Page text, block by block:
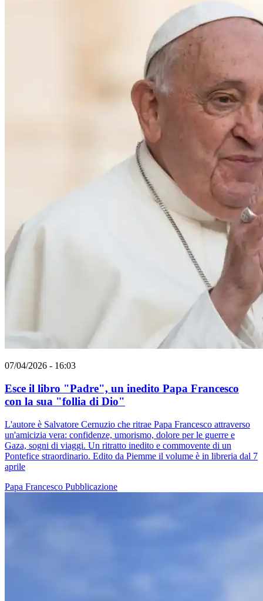
07/04/2026 - 16:03
Esce il libro "Padre", un inedito Papa Francesco
con la sua "follia di Dio"
L'autore è Salvatore Cernuzio che ritrae Papa Francesco attraverso
un'amicizia vera: confidenze, umorismo, dolore per le guerre e
Gaza, sogni di viaggi. Un ritratto inedito e commovente di un
Pontefice straordinario. Edito da Piemme il volume è in libreria dal 7
aprile
Papa Francesco Pubblicazione